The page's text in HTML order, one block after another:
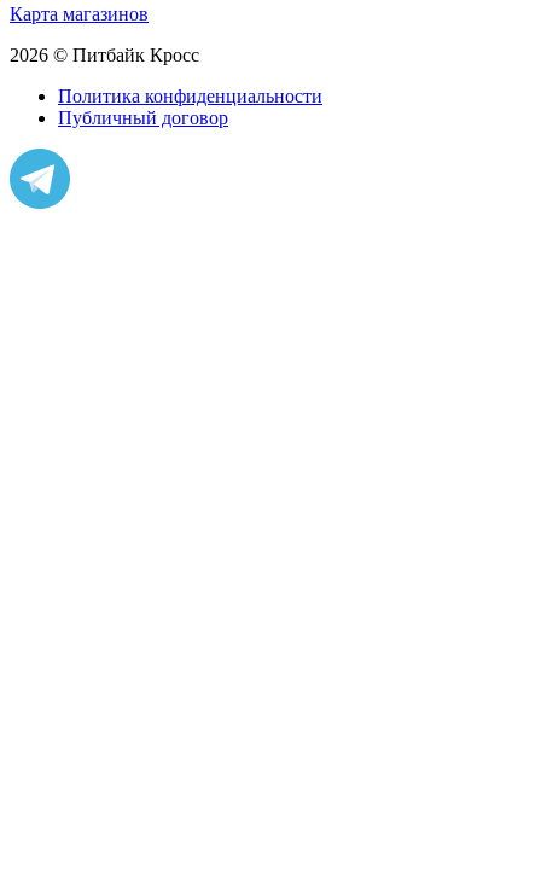
Карта магазинов
2026 © Питбайк Кросс
Политика конфиденциальности
Публичный договор